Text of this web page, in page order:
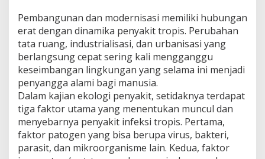
Pembangunan dan modernisasi memiliki hubungan
erat dengan dinamika penyakit tropis. Perubahan
tata ruang, industrialisasi, dan urbanisasi yang
berlangsung cepat sering kali mengganggu
keseimbangan lingkungan yang selama ini menjadi
penyangga alami bagi manusia.
Dalam kajian ekologi penyakit, setidaknya terdapat
tiga faktor utama yang menentukan muncul dan
menyebarnya penyakit infeksi tropis. Pertama,
faktor patogen yang bisa berupa virus, bakteri,
parasit, dan mikroorganisme lain. Kedua, faktor